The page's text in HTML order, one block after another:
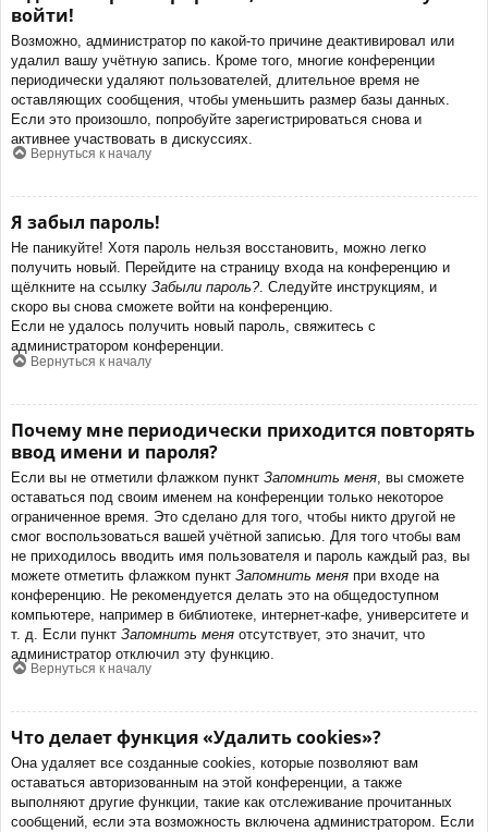
войти!
Возможно, администратор по какой-то причине деактивировал или
удалил вашу учётную запись. Кроме того, многие конференции
периодически удаляют пользователей, длительное время не
оставляющих сообщения, чтобы уменьшить размер базы данных.
Если это произошло, попробуйте зарегистрироваться снова и
активнее участвовать в дискуссиях.
Вернуться к началу
Я забыл пароль!
Не паникуйте! Хотя пароль нельзя восстановить, можно легко
получить новый. Перейдите на страницу входа на конференцию и
щёлкните на ссылку Забыли пароль?. Следуйте инструкциям, и
скоро вы снова сможете войти на конференцию.
Если не удалось получить новый пароль, свяжитесь с
администратором конференции.
Вернуться к началу
Почему мне периодически приходится повторять
ввод имени и пароля?
Если вы не отметили флажком пункт Запомнить меня , вы сможете
оставаться под своим именем на конференции только некоторое
ограниченное время. Это сделано для того, чтобы никто другой не
смог воспользоваться вашей учётной записью. Для того чтобы вам
не приходилось вводить имя пользователя и пароль каждый раз, вы
можете отметить флажком пункт Запомнить меня при входе на
конференцию. Не рекомендуется делать это на общедоступном
компьютере, например в библиотеке, интернет-кафе, университете и
т. д. Если пункт Запомнить меня отсутствует, это значит, что
администратор отключил эту функцию.
Вернуться к началу
Что делает функция «Удалить cookies»?
Она удаляет все созданные cookies, которые позволяют вам
оставаться авторизованным на этой конференции, а также
выполняют другие функции, такие как отслеживание прочитанных
сообщений, если эта возможность включена администратором. Если